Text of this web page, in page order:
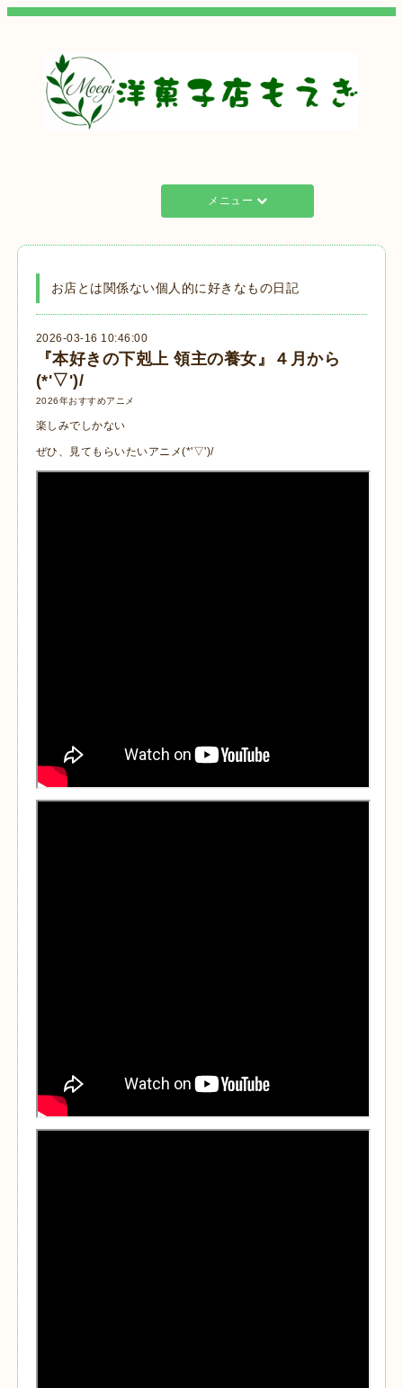
メニュー
お店とは関係ない個人的に好きなもの日記
2026-03-16 10:46:00
『本好きの下剋上 領主の養女』４月から
(*'▽')/
2026年おすすめアニメ
楽しみでしかない
ぜひ、見てもらいたいアニメ(*'▽')/